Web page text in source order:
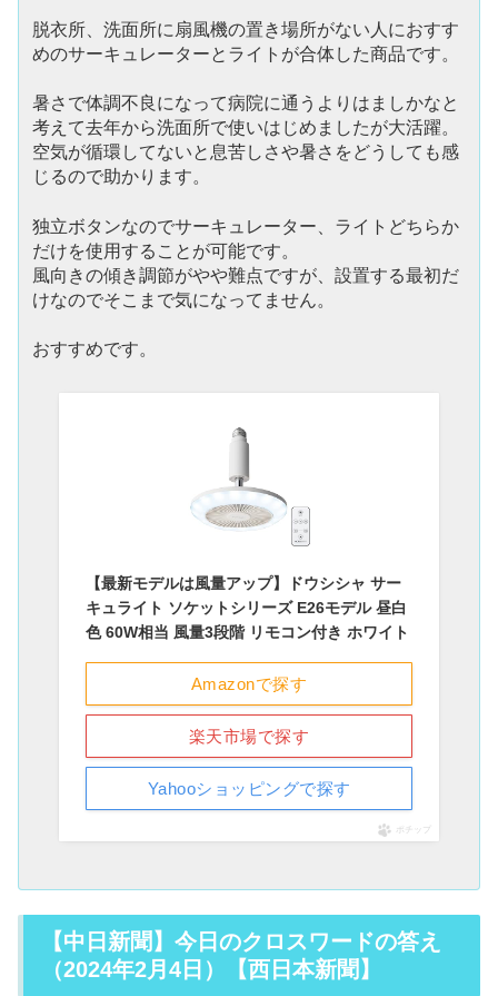
脱衣所、洗面所に扇風機の置き場所がない人におすす
めのサーキュレーターとライトが合体した商品です。
暑さで体調不良になって病院に通うよりはましかなと
考えて去年から洗面所で使いはじめましたが大活躍。
空気が循環してないと息苦しさや暑さをどうしても感
じるので助かります。
独立ボタンなのでサーキュレーター、ライトどちらか
だけを使用することが可能です。
風向きの傾き調節がやや難点ですが、設置する最初だ
けなのでそこまで気になってません。
おすすめです。
【最新モデルは風量アップ】ドウシシャ サー
キュライト ソケットシリーズ E26モデル 昼白
色 60W相当 風量3段階 リモコン付き ホワイト
Amazonで探す
楽天市場で探す
Yahooショッピングで探す
ポチップ
【中日新聞】今日のクロスワードの答え
（2024年2月4日）【西日本新聞】